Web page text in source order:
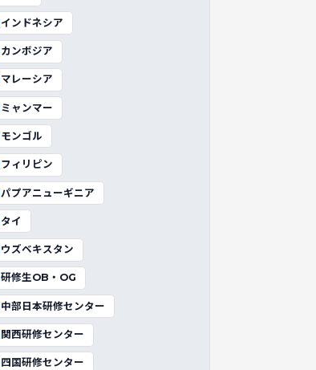
インドネシア
カンボジア
マレーシア
ミャンマー
モンゴル
フィリピン
パプアニューギニア
タイ
ウズベキスタン
研修生OB・OG
中部日本研修センター
関西研修センター
四国研修センター